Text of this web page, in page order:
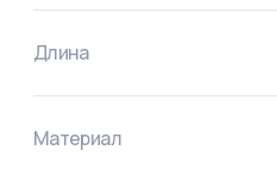
Длина
Материал